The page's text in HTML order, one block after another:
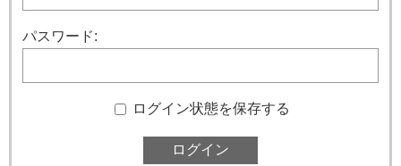
パスワード:
ログイン状態を保存する